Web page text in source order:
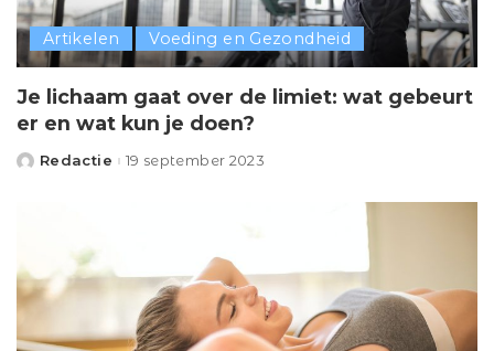
Artikelen Voeding en Gezondheid
Je lichaam gaat over de limiet: wat gebeurt
er en wat kun je doen?
Posted
Redactie 19 september 2023